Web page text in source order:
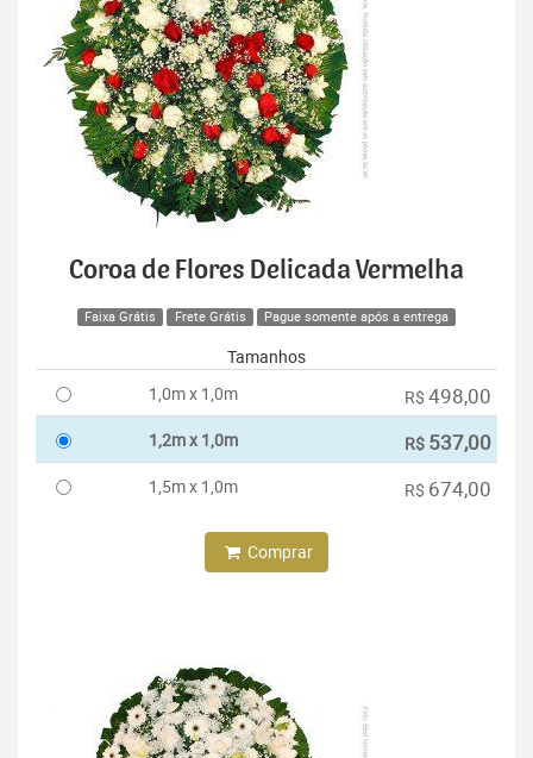
Coroa de Flores Delicada Vermelha
Faixa Grátis Frete Grátis Pague somente após a entrega
Tamanhos
1,0m x 1,0m
R$ 498,00
1,2m x 1,0m R$ 537,00
1,5m x 1,0m R$ 674,00
Comprar